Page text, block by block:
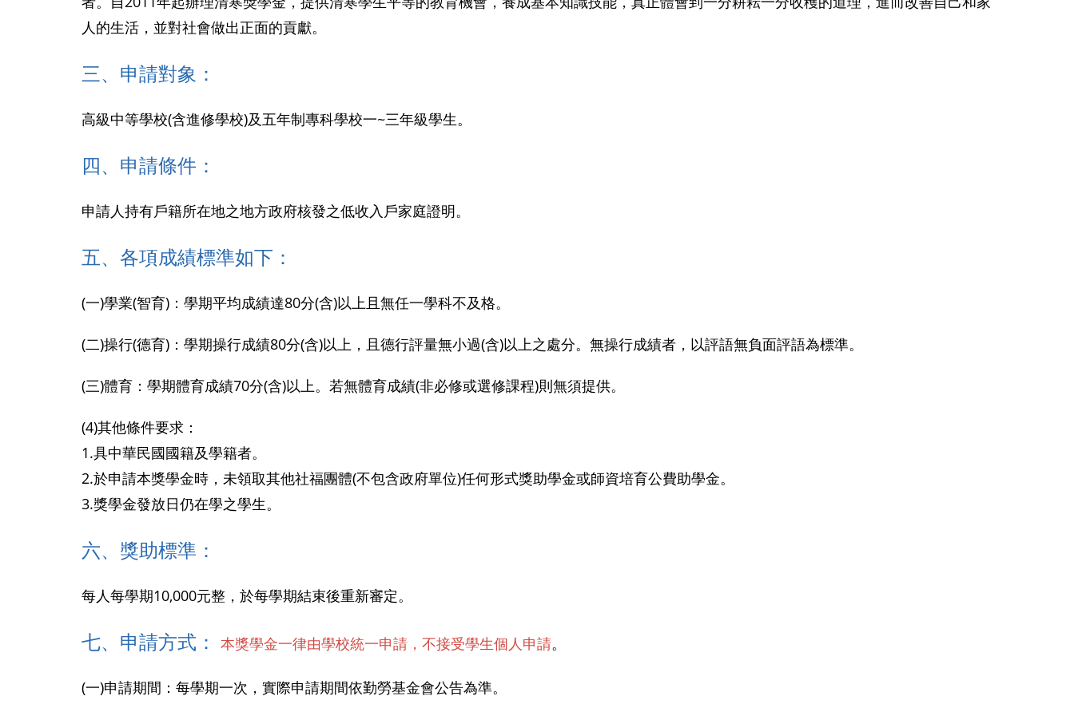
人的生活，並對社會做出正面的貢獻。
三、申請對象：
高級中等學校(含進修學校)及五年制專科學校一~三年級學生。
四、申請條件：
申請人持有戶籍所在地之地方政府核發之低收入戶家庭證明。
五、各項成績標準如下：
(一)學業(智育)：學期平均成績達80分(含)以上且無任一學科不及格。
(二)操行(德育)：學期操行成績80分(含)以上，且德行評量無小過(含)以上之處分。無操行成績者，以評語無負面評語為標準。
(三)體育：學期體育成績70分(含)以上。若無體育成績(非必修或選修課程)則無須提供。
(4)其他條件要求：
1.具中華民國國籍及學籍者。
2.於申請本獎學金時，未領取其他社福團體(不包含政府單位)任何形式獎助學金或師資培育公費助學金。
3.獎學金發放日仍在學之學生。
六、獎助標準：
每人每學期10,000元整，於每學期結束後重新審定。
七、申請方式： 本獎學金一律由學校統一申請，不接受學生個人申請。
(一)申請期間：每學期一次，實際申請期間依勤勞基金會公告為準。